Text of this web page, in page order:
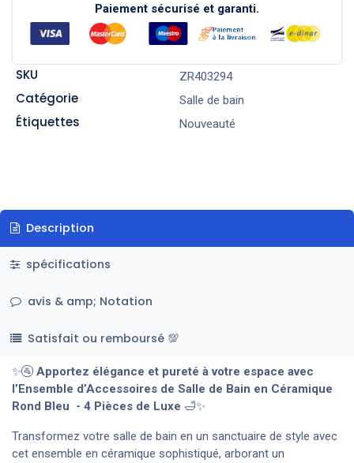
Paiement sécurisé et garanti.
SKU ZR403294
Catégorie Salle de bain
Étiquettes Nouveauté
Description
spécifications
avis & amp; Notation
Satisfait ou remboursé 💯
✨🚰 Apportez élégance et pureté à votre espace avec
l’Ensemble d’Accessoires de Salle de Bain en Céramique
Rond Bleu - 4 Pièces de Luxe 🛁✨
Transformez votre salle de bain en un sanctuaire de style avec
cet ensemble en céramique sophistiqué, arborant un